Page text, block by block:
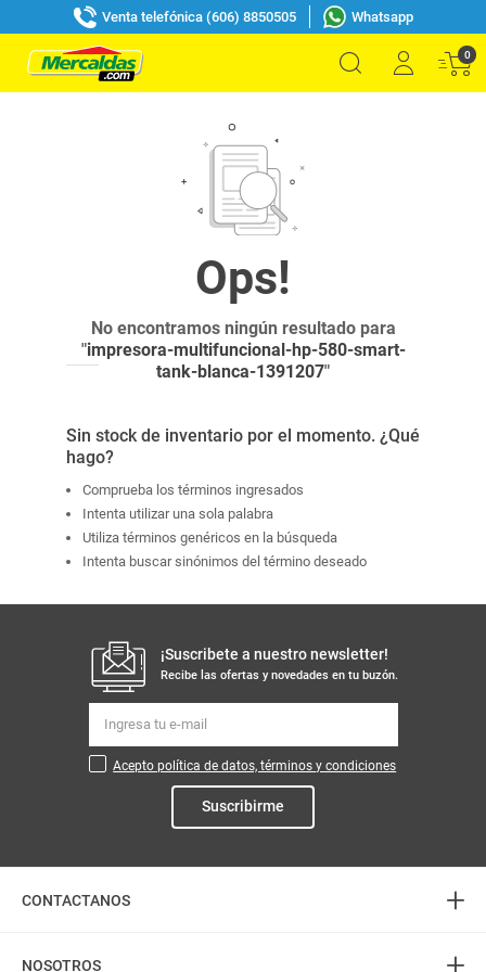
Venta telefónica (606) 8850505 Whatsapp
0
No encontramos ningún resultado para
"impresora-multifuncional-hp-580-smart-
tank-blanca-1391207"
Sin stock de inventario por el momento. ¿Qué
hago?
Comprueba los términos ingresados
Intenta utilizar una sola palabra
Utiliza términos genéricos en la búsqueda
Intenta buscar sinónimos del término deseado
¡Suscribete a nuestro newsletter!
Recibe las ofertas y novedades en tu buzón.
Acepto política de datos, términos y condiciones
Suscribirme
CONTACTANOS +
Atención telefónica
NOSOTROS